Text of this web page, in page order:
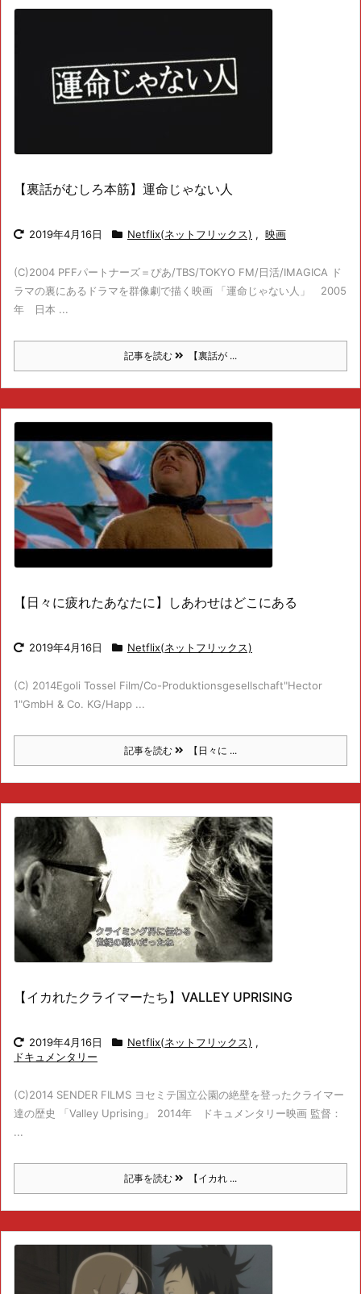
【裏話がむしろ本筋】運命じゃない人
2019年4月16日 Netflix(ネットフリックス) , 映画
(C)2004 PFFパートナーズ＝ぴあ/TBS/TOKYO FM/日活/IMAGICA ド
ラマの裏にあるドラマを群像劇で描く映画 「運命じゃない人」 2005
年 日本 ...
記事を読む 【裏話が ...
【日々に疲れたあなたに】しあわせはどこにある
2019年4月16日 Netflix(ネットフリックス)
(C) 2014Egoli Tossel Film/Co-Produktionsgesellschaft"Hector
1"GmbH & Co. KG/Happ ...
記事を読む 【日々に ...
【イカれたクライマーたち】VALLEY UPRISING
2019年4月16日 Netflix(ネットフリックス) ,
ドキュメンタリー
(C)2014 SENDER FILMS ヨセミテ国立公園の絶壁を登ったクライマー
達の歴史 「Valley Uprising」 2014年 ドキュメンタリー映画 監督：
...
記事を読む 【イカれ ...